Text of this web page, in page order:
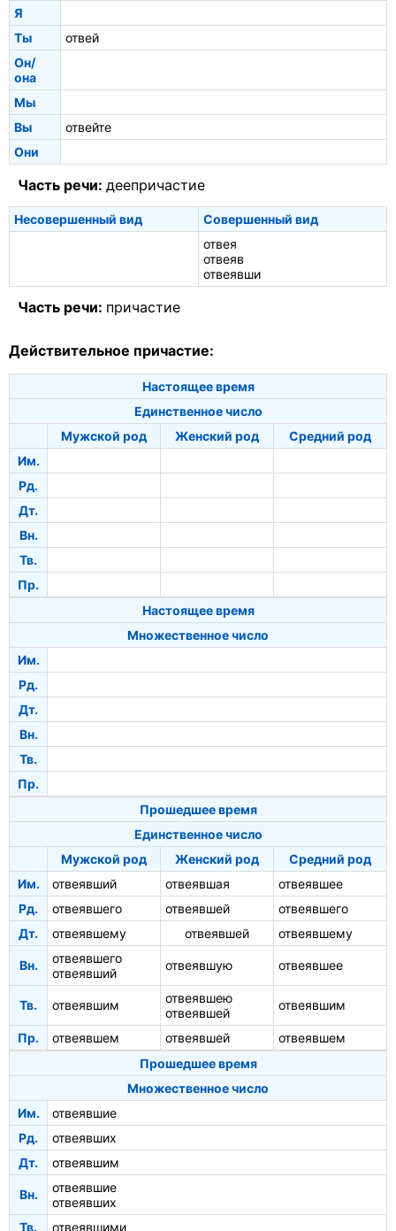
Я
Ты
отвей
Он/
она
Мы
Вы
отвейте
Они
Часть речи: деепричастие
Несовершенный вид
Совершенный вид
отвея
отвеяв
отвеявши
Часть речи: причастие
Действительное причастие:
Настоящее время
Единственное число
Мужской род
Женский род
Средний род
Им.
Рд.
Дт.
Вн.
Тв.
Пр.
Настоящее время
Множественное число
Им.
Рд.
Дт.
Вн.
Тв.
Пр.
Прошедшее время
Единственное число
Мужской род
Женский род
Средний род
Им.
отвеявший отвеявшая
отвеявшее
Рд.
отвеявшего отвеявшей
отвеявшего
Дт.
отвеявшему отвеявшей отвеявшему
Вн.
отвеявшего
отвеявший
отвеявшую отвеявшее
Тв. отвеявшим
отвеявшею
отвеявшей
отвеявшим
Пр. отвеявшем отвеявшей
отвеявшем
Прошедшее время
Множественное число
Им.
отвеявшие
Рд.
отвеявших
Дт.
отвеявшим
Вн.
отвеявшие
отвеявших
Тв.
отвеявшими